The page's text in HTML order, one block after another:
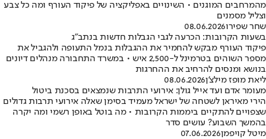
מהמרחבים המוגנים • השינויים באפליקציה של פיקוד העורף ומה כל צבע
וצליל מסמנים
שחר שפירו08.06.2026
בשעות הקרובות: הכרעה לגבי הגבלות חדשות בנתב"ג
פיקוד העורף מבקש להחמיר את ההגבלות בנמל התעופה ולהגביל את
מספר השוהים בטרמינל ל-2,500 איש • במשרד התחבורה מנהלים דיונים
בנושא ומנסים להרחיב את ההחרגות
ליאת מופז מילצ'ן08.06.2026
מעומר אדם ועד אייל גולן: אירועי התרבות שנמצאים בסכנת ביטול
הירי מאיראן לשטחה של ישראל מעמיד בסימן שאלה אירועי תרבות גדולים
שצפויים להתקיים ביממות הקרובות • מה בוטל באופן רשמי ומה יקרה
בהמשך השבוע? עושים סדר
מיטל קויפמן07.06.2026